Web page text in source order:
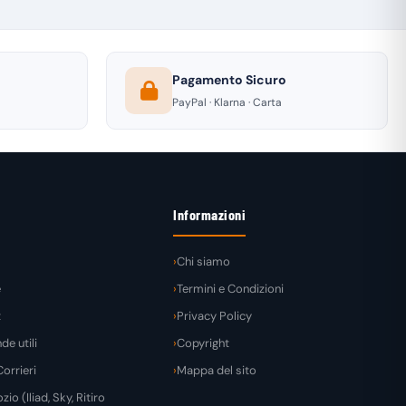
Pagamento Sicuro
PayPal · Klarna · Carta
utili
(Iliad, Sky, Ritiro
Informazioni
Chi siamo
Termini e Condizioni
Privacy Policy
Copyright
Mappa del sito